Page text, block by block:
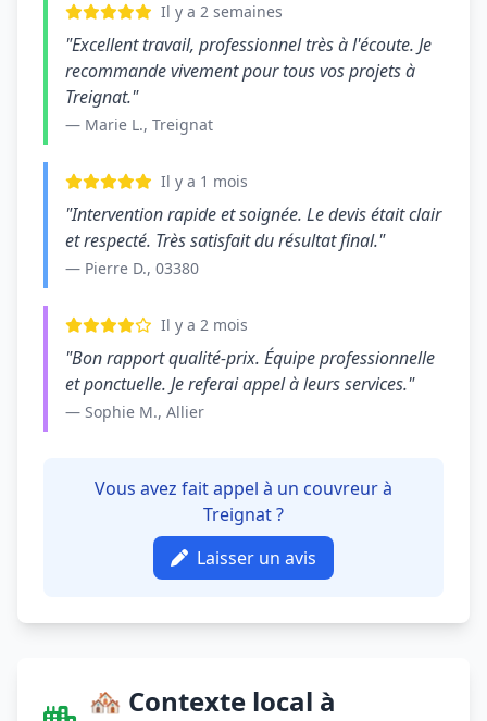
Il y a 2 semaines
"Excellent travail, professionnel très à l'écoute. Je
recommande vivement pour tous vos projets à
Treignat."
— Marie L., Treignat
Il y a 1 mois
"Intervention rapide et soignée. Le devis était clair
et respecté. Très satisfait du résultat final."
— Pierre D., 03380
Il y a 2 mois
"Bon rapport qualité-prix. Équipe professionnelle
et ponctuelle. Je referai appel à leurs services."
— Sophie M., Allier
Vous avez fait appel à un couvreur à
Treignat ?
Laisser un avis
🏘️ Contexte local à